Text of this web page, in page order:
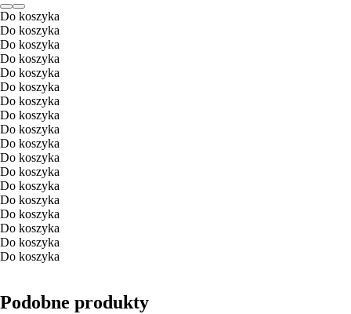
Do koszyka
Do koszyka
Do koszyka
Do koszyka
Do koszyka
Do koszyka
Do koszyka
Do koszyka
Do koszyka
Do koszyka
Do koszyka
Do koszyka
Do koszyka
Do koszyka
Do koszyka
Do koszyka
Do koszyka
Do koszyka
Podobne produkty